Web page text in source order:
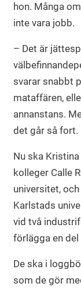
hon. Många
inte vara jobb.
– Det är
svarar snabbt
mataffären,
annanstans.
det går så fort.
Nu ska
kolleger Calle
universitet,
Karlstads
vid två
förlägga en
De ska i
som de gör